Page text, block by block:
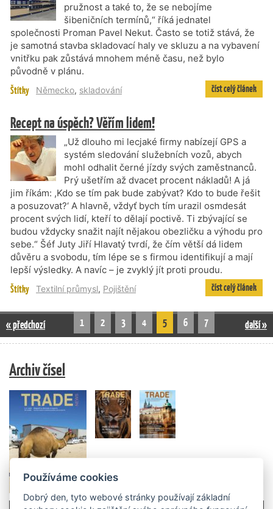
pružnost a také to, že se nebojíme
šibeničních termínů,“ říká jednatel
společnosti Proman Pavel Nekut. Často se totiž stává, že
je samotná stavba skladovací haly ve skluzu a na vybavení
vnitřku pak zůstává mnohem méně času, než bylo
původně v plánu.
Štítky Německo, skladování číst celý článek
Recept na úspěch? Věřím lidem!
„Už dlouho mi lecjaké firmy nabízejí GPS a
systém sledování služebních vozů, abych
mohl odhalit černé jízdy svých zaměstnanců.
Prý ušetřím až dvacet procent nákladů! A já
jim říkám: ,Kdo se tím pak bude zabývat? Kdo to bude řešit
a posuzovat?‘ A hlavně, vždyť bych tím urazil osmdesát
procent svých lidí, kteří to dělají poctivě. Ti zbývající se
budou vždycky snažit najít nějakou obezličku a výhodu pro
sebe.“ Šéf Juty Jiří Hlavatý tvrdí, že čím větší dá lidem
důvěru a svobodu, tím lépe se s firmou identifikují a mají
lepší výsledky. A navíc – je zvyklý jít proti proudu.
Štítky Textilní průmysl, Pojištění číst celý článek
« předchozí 1 2 3 4 5 6 7 další »
Archiv čísel
Používáme cookies
Dobrý den, tyto webové stránky používají základní